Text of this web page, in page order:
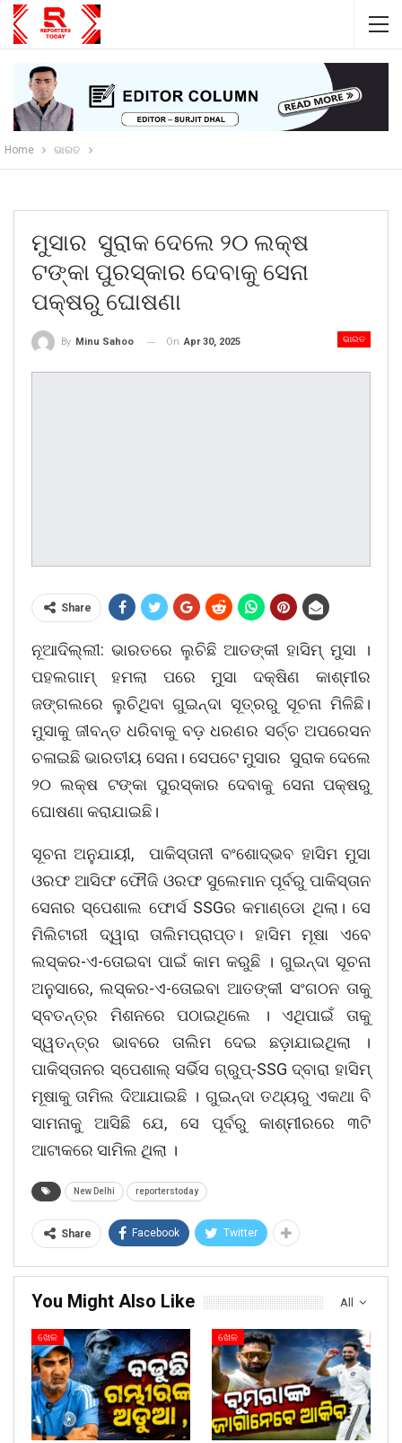
Home ଭାରତ
ମୁସାର ସୁରାକ ଦେଲେ ୨୦ ଲକ୍ଷ
ଟଙ୍କା ପୁରସ୍କାର ଦେବାକୁ ସେନା
ପକ୍ଷରୁ ଘୋଷଣା
ଭାରତ
By Minu Sahoo On Apr 30, 2025
Share
ନୂଆଦିଲ୍ଲୀ: ଭାରତରେ ଲୁଚିଛି ଆତଙ୍କୀ ହାସିମ୍‌ ମୁସା ।
ପହଲଗାମ୍‌ ହମଲା ପରେ ମୁସା ଦକ୍ଷିଣ କାଶ୍ମୀର
ଜଙ୍ଗଲରେ ଲୁଚିଥିବା ଗୁଇନ୍ଦା ସୂତ୍ରରୁ ସୂଚନା ମିଳିଛି।
ମୁସାକୁ ଜୀବନ୍ତ ଧରିବାକୁ ବଡ଼ ଧରଣର ସର୍ଚ୍ଚ ଅପରେସନ
ଚଳାଇଛି ଭାରତୀୟ ସେନା। ସେପଟେ ମୁସାର ସୁରାକ ଦେଲେ
୨୦ ଲକ୍ଷ ଟଙ୍କା ପୁରସ୍କାର ଦେବାକୁ ସେନା ପକ୍ଷରୁ
ଘୋଷଣା କରାଯାଇଛି।
ସୂଚନା ଅନୁଯାୟୀ, ପାକିସ୍ତାନୀ ବଂଶୋଦ୍ଭବ ହାସିମ ମୁସା
ଓରଫ ଆସିଫ ଫୌଜି ଓରଫ ସୁଲେମାନ ପୂର୍ବରୁ ପାକିସ୍ତାନ
ସେନାର ସ୍ପେଶାଲ ଫୋର୍ସ SSGର କମାଣ୍ଡୋ ଥିଲା। ସେ
ମିଲିଟାରୀ ଦ୍ୱାରା ତାଲିମପ୍ରାପ୍ତ। ହାସିମ ମୂଷା ଏବେ
ଲସ୍କର-ଏ-ତୋଇବା ପାଇଁ କାମ କରୁଛି । ଗୁଇନ୍ଦା ସୂଚନା
ଅନୁସାରେ, ଲସ୍କର-ଏ-ତୋଇବା ଆତଙ୍କୀ ସଂଗଠନ ତାକୁ
ସ୍ବତନ୍ତ୍ର ମିଶନରେ ପଠାଇଥିଲେ । ଏଥିପାଇଁ ତାକୁ
ସ୍ୱତନ୍ତ୍ର ଭାବରେ ତାଲିମ ଦେଇ ଛଡ଼ାଯାଇଥିଲା ।
ପାକିସ୍ତାନର ସ୍ପେଶାଲ୍ ସର୍ଭିସ ଗ୍ରୁପ୍-SSG ଦ୍ବାରା ହାସିମ୍
ମୂଷାକୁ ତାମିଲ ଦିଆଯାଇଛି । ଗୁଇନ୍ଦା ତଥ୍ୟରୁ ଏକଥା ବି
ସାମନାକୁ ଆସିଛି ଯେ, ସେ ପୂର୍ବରୁ କାଶ୍ମୀରରେ ୩ଟି
ଆଟାକରେ ସାମିଲ ଥିଲା ।
New Delhi reporterstoday
Share Facebook Twitter
All
You Might Also Like
ଖେଳ ଖେଳ